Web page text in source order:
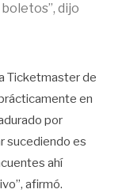
dijo
Ticketmaster de
en
por
sucediendo es
ahí
afirmó.